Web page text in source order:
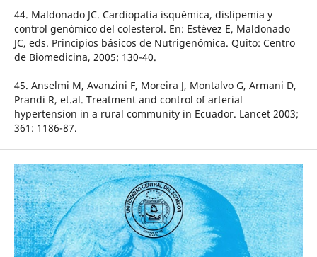
44. Maldonado JC. Cardiopatía isquémica, dislipemia y
control genómico del colesterol. En: Estévez E, Maldonado
JC, eds. Principios básicos de Nutrigenómica. Quito: Centro
de Biomedicina, 2005: 130-40.
45. Anselmi M, Avanzini F, Moreira J, Montalvo G, Armani D,
Prandi R, et.al. Treatment and control of arterial
hypertension in a rural community in Ecuador. Lancet 2003;
361: 1186-87.